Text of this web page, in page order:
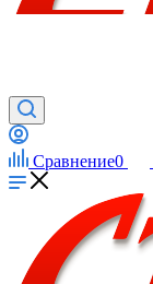
Сравнение0